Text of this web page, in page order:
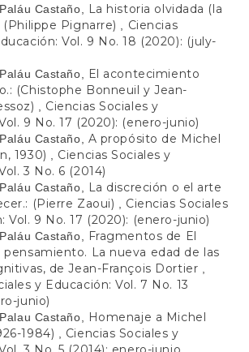
Castaño,
La historia olvidada (la
Pignarre)
Ciencias
Vol. 9 No. 18 (2020): (july-
Castaño,
El acontecimiento
(Chistophe Bonneuil y Jean-
Ciencias Sociales y
9 No. 17 (2020): (enero-junio)
Castaño, A propósito de Michel
1930)
Ciencias Sociales y
3 No. 6 (2014)
Castaño,
La discreción o el arte
(Pierre Zaoui)
Ciencias Sociales
Vol. 9 No. 17 (2020): (enero-junio)
Castaño,
Fragmentos de El
pensamiento. La nueva edad de las
de Jean-François Dortier
y Educación: Vol. 7 No. 13
junio)
Castaño,
Homenaje a Michel
1984)
Ciencias Sociales y